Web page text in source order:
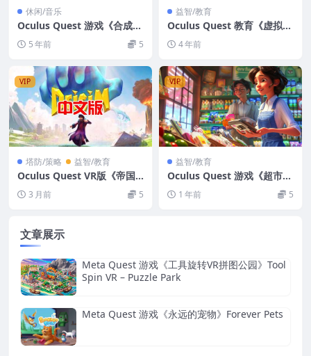
休闲/音乐
Oculus Quest 游戏《合成骑
士VR》Synth Riders VR游
戏DLC解锁版下载
5 年前 5
益智/教育
Oculus Quest 教育《虚拟临
床教室VR》Virtual Clinical
Classroom VR
4 年前
VIP
塔防/策略 益智/教育
Oculus Quest VR版《帝国
时代VR》中文版 Deisim VR
3 月前 5
VIP
益智/教育
Oculus Quest 游戏《超市经
理VR》Supermarket Mana
ger VR
1 年前 5
文章展示
Meta Quest 游戏《工具旋转VR拼图公园》Tool
Spin VR – Puzzle Park
Meta Quest 游戏《永远的宠物》Forever Pets